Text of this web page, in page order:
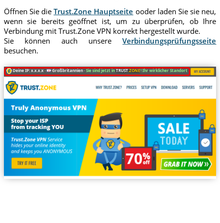
Öffnen Sie dieTrust.Zone Hauptseite ooder laden Sie sie neu,
wenn sie bereits geöffnet ist, um zu überprüfen, ob Ihre
Verbindung mit Trust.Zone VPN korrekt hergestellt wurde.
Sie können auch unsereVerbindungsprüfungsseite
besuchen.
Deine IP: x.x.x.x · Großbritannien ·Sie sind jetzt inTRUST.ZONE! Ihr wirklicher Standort ist versteckt!